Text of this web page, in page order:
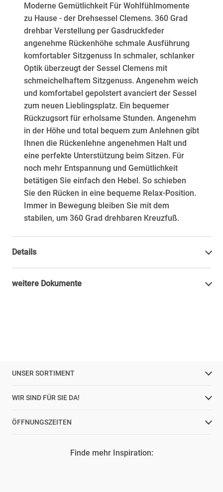
Moderne Gemütlichkeit Für Wohlfühlmomente
zu Hause - der Drehsessel Clemens. 360 Grad
drehbar Verstellung per Gasdruckfeder
angenehme Rückenhöhe schmale Ausführung
komfortabler Sitzgenuss In schmaler, schlanker
Optik überzeugt der Sessel Clemens mit
schmeichelhaftem Sitzgenuss. Angenehm weich
und komfortabel gepolstert avanciert der Sessel
zum neuen Lieblingsplatz. Ein bequemer
Rückzugsort für erholsame Stunden. Angenehm
in der Höhe und total bequem zum Anlehnen gibt
Ihnen die Rückenlehne angenehmen Halt und
eine perfekte Unterstützung beim Sitzen. Für
noch mehr Entspannung und Gemütlichkeit
betätigen Sie einfach den Hebel. So schieben
Sie den Rücken in eine bequeme Relax-Position.
Immer in Bewegung bleiben Sie mit dem
stabilen, um 360 Grad drehbaren Kreuzfuß.
Details
weitere Dokumente
UNSER SORTIMENT
WIR SIND FÜR SIE DA!
ÖFFNUNGSZEITEN
Finde mehr Inspiration: